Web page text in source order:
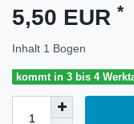
5,50 EUR *
Inhalt 1 Bogen
kommt in 3 bis 4